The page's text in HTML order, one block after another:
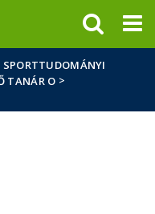
SPORTTUDOMÁNYI
TANÁR O >